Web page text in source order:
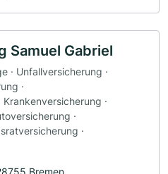
Samuel Gabriel
· Unfallversicherung ·
·
·
·
·
Bremen